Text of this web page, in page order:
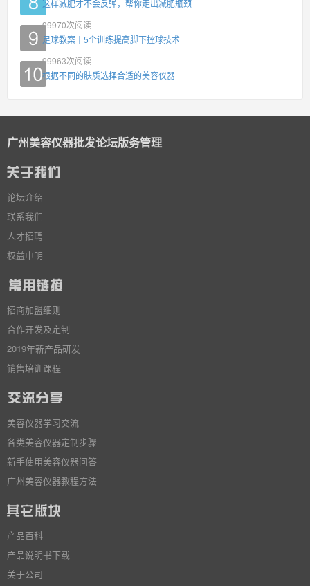
这样减肥才不会反弹，帮你走出减肥瓶颈
99970次阅读
足球教案丨5个训练提高脚下控球技术
99963次阅读
根据不同的肤质选择合适的美容仪器
广州美容仪器批发论坛版务管理
论坛介绍
联系我们
人才招聘
权益申明
招商加盟细则
合作开发及定制
2019年新产品研发
销售培训课程
美容仪器学习交流
各类美容仪器定制步骤
新手使用美容仪器问答
广州美容仪器教程方法
产品百科
产品说明书下载
关于公司